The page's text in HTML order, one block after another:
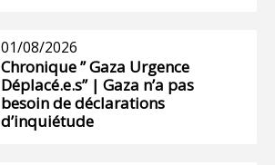
01/08/2026
Chronique ” Gaza Urgence
Déplacé.e.s” | Gaza n’a pas
besoin de déclarations
d’inquiétude